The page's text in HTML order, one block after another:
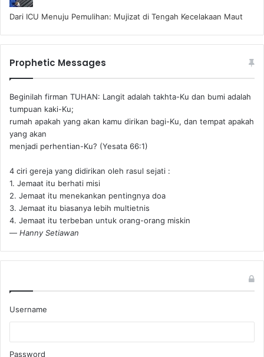
Dari ICU Menuju Pemulihan: Mujizat di Tengah Kecelakaan Maut
Prophetic Messages
Beginilah firman TUHAN: Langit adalah takhta-Ku dan bumi adalah
tumpuan kaki-Ku;
rumah apakah yang akan kamu dirikan bagi-Ku, dan tempat apakah
yang akan
menjadi perhentian-Ku? (Yesata 66:1) ‪
4 ciri gereja yang didirikan oleh rasul sejati :
1. Jemaat itu berhati misi
2. Jemaat itu menekankan pentingnya doa
3. Jemaat itu biasanya lebih multietnis
4. Jemaat itu terbeban untuk orang-orang miskin
— Hanny Setiawan
Username
Password